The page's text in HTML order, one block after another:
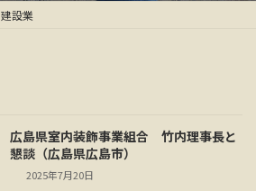
建設業
広島県室内装飾事業組合 竹内理事長と
懇談（広島県広島市）
2025年7月20日